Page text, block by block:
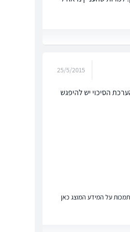
25/5/2015
הסיכוי יש להיפגש
על המידע המוצג כאן